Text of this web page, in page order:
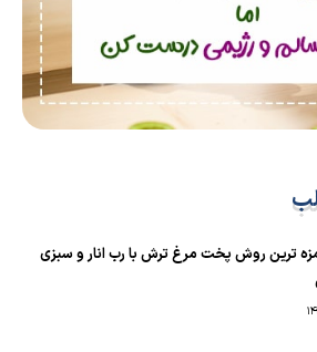
ترین روش پخت مرغ ترش با رب انار و سبزی